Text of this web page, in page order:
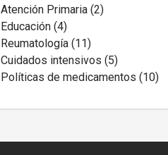
Atención Primaria (2)
Educación (4)
Reumatología (11)
Cuidados intensivos (5)
Políticas de medicamentos (10)